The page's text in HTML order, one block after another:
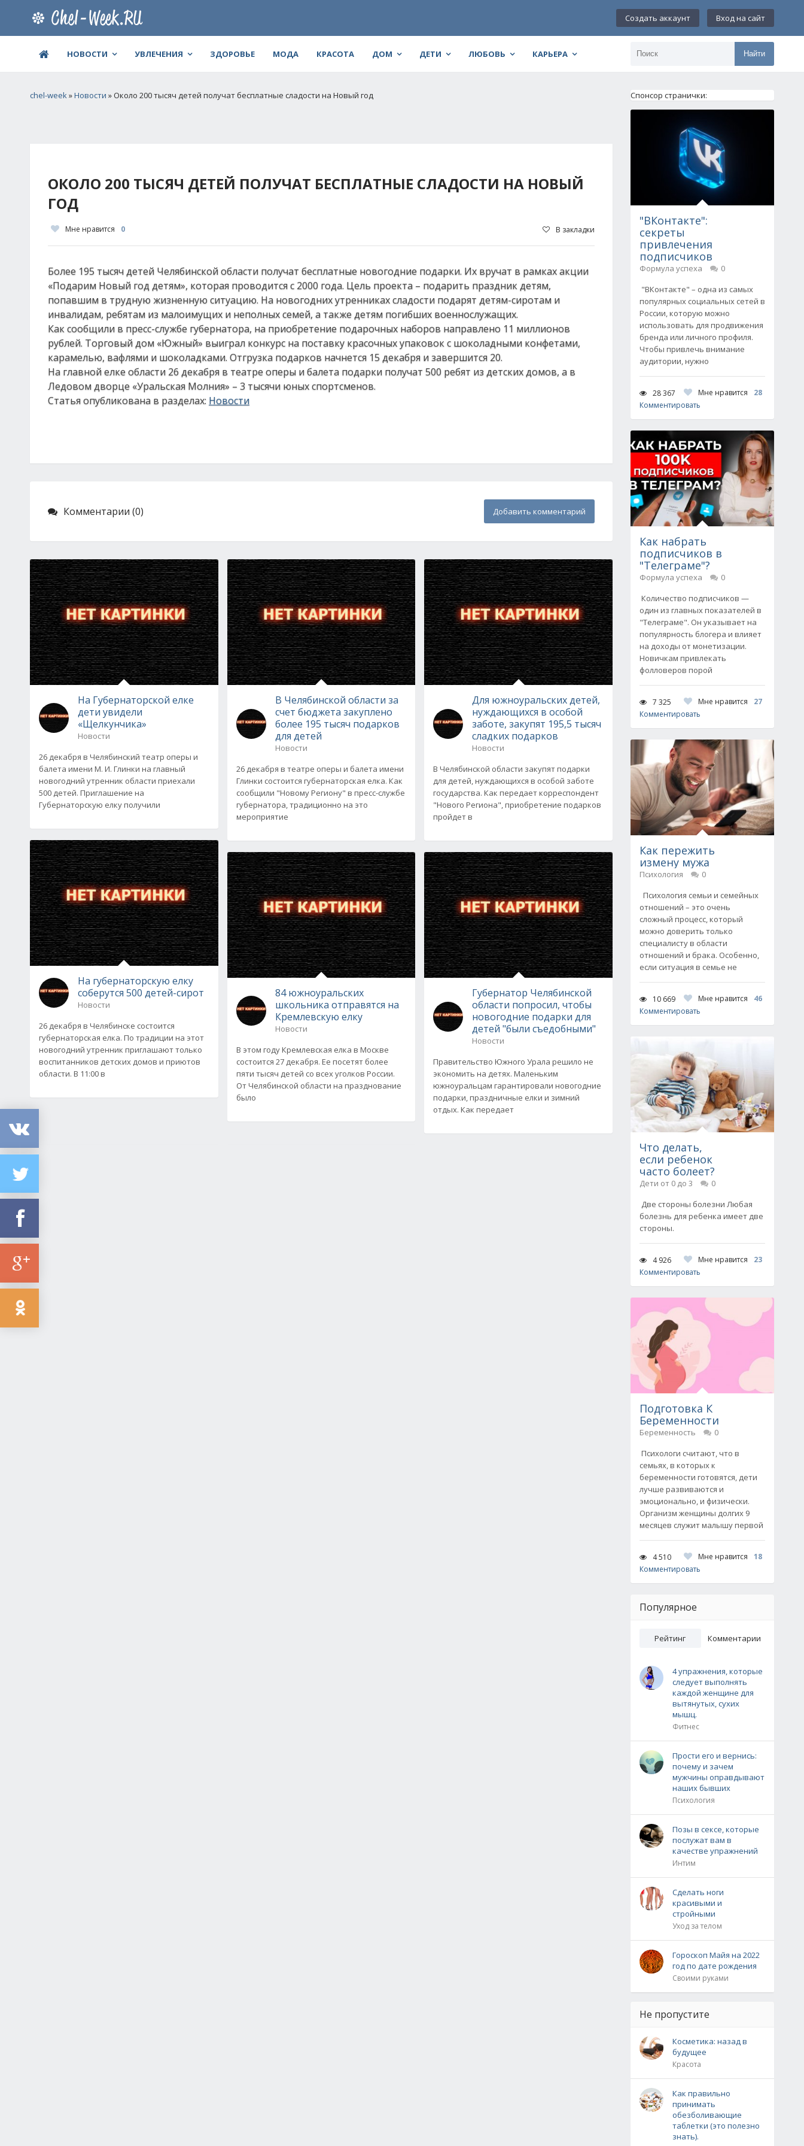
Создать аккаунт Вход на сайт
НОВОСТИ УВЛЕЧЕНИЯ ЗДОРОВЬЕ МОДА КРАСОТА ДОМ ДЕТИ ЛЮБОВЬ КАРЬЕРА Найти
chel-week»Новости » Около 200 тысяч детей получат бесплатные сладости на Новый год
ОКОЛО 200 ТЫСЯЧ ДЕТЕЙ ПОЛУЧАТ БЕСПЛАТНЫЕ СЛАДОСТИ НА НОВЫЙ
ГОД
Мне нравится 0 В закладки
Более 195 тысяч детей Челябинской области получат бесплатные новогодние подарки. Их вручат в рамках акции
«Подарим Новый год детям», которая проводится с 2000 года. Цель проекта – подарить праздник детям,
попавшим в трудную жизненную ситуацию. На новогодних утренниках сладости подарят детям-сиротам и
инвалидам, ребятам из малоимущих и неполных семей, а также детям погибших военнослужащих.
Как сообщили в пресс-службе губернатора, на приобретение подарочных наборов направлено 11 миллионов
рублей. Торговый дом «Южный» выиграл конкурс на поставку красочных упаковок с шоколадными конфетами,
карамелью, вафлями и шоколадками. Отгрузка подарков начнется 15 декабря и завершится 20.
На главной елке области 26 декабря в театре оперы и балета подарки получат 500 ребят из детских домов, а в
Ледовом дворце «Уральская Молния» – 3 тысячи юных спортсменов.
Статья опубликована в разделах: Новости
Комментарии (0) Добавить комментарий
На Губернаторской елке
дети увидели
«Щелкунчика»
Новости
26 декабря в Челябинский театр оперы и
балета имени М. И. Глинки на главный
новогодний утренник области приехали
500 детей. Приглашение на
Губернаторскую елку получили
На губернаторскую елку
соберутся 500 детей-сирот
Новости
26 декабря в Челябинске состоится
губернаторская елка. По традиции на этот
новогодний утренник приглашают только
воспитанников детских домов и приютов
области. В 11:00 в
В Челябинской области за
счет бюджета закуплено
более 195 тысяч подарков
для детей
Новости
26 декабря в театре оперы и балета имени
Глинки состоится губернаторская елка. Как
сообщили "Новому Региону" в пресс-службе
губернатора, традиционно на это
мероприятие
84 южноуральских
школьника отправятся на
Кремлевскую елку
Новости
В этом году Кремлевская елка в Москве
состоится 27 декабря. Ее посетят более
пяти тысяч детей со всех уголков России.
От Челябинской области на празднование
было
Для южноуральских детей,
нуждающихся в особой
заботе, закупят 195,5 тысяч
сладких подарков
Новости
В Челябинской области закупят подарки
для детей, нуждающихся в особой заботе
государства. Как передает корреспондент
"Нового Региона", приобретение подарков
пройдет в
Губернатор Челябинской
области попросил, чтобы
новогодние подарки для
детей "были съедобными"
Новости
Правительство Южного Урала решило не
экономить на детях. Маленьким
южноуральцам гарантировали новогодние
подарки, праздничные елки и зимний
отдых. Как передает
Спонсор странички:
"ВКонтакте":
секреты
привлечения
подписчиков
Формула успеха
0
"ВКонтакте" – одна из самых
популярных социальных сетей в
России, которую можно
использовать для продвижения
бренда или личного профиля.
Чтобы привлечь внимание
аудитории, нужно
28 367 Мне нравится
28
Комментировать
Как набрать
подписчиков в
"Телеграме"?
Формула успеха
0
Количество подписчиков —
один из главных показателей в
"Телеграме". Он указывает на
популярность блогера и влияет
на доходы от монетизации.
Новичкам привлекать
фолловеров порой
7 325 Мне нравится
27
Комментировать
Как пережить
измену мужа
Психология
0
Психология семьи и семейных
отношений – это очень
сложный процесс, который
можно доверить только
специалисту в области
отношений и брака. Особенно,
если ситуация в семье не
10 669 Мне нравится
46
Комментировать
Что делать,
если ребенок
часто болеет?
Дети от 0 до 3
0
Две стороны болезни Любая
болезнь для ребенка имеет две
стороны.
4 926 Мне нравится
23
Комментировать
Подготовка К
Беременности
Беременность
0
Психологи считают, что в
семьях, в которых к
беременности готовятся, дети
лучше развиваются и
эмоционально, и физически.
Организм женщины долгих 9
месяцев служит малышу первой
4 510 Мне нравится
18
Комментировать
Популярное
Рейтинг Комментарии
4 упражнения, которые
следует выполнять
каждой женщине для
вытянутых, сухих
мышц.
Фитнес
Прости его и вернись:
почему и зачем
мужчины оправдывают
наших бывших
Психология
Позы в сексе, которые
послужат вам в
качестве упражнений
Интим
Сделать ноги
красивыми и
стройными
Уход за телом
Гороскоп Майя на 2022
год по дате рождения
Своими руками
Не пропустите
Косметика: назад в
будущее
Красота
Как правильно
принимать
обезболивающие
таблетки (это полезно
знать).